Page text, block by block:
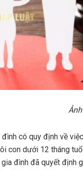
có quy định về
con dưới 12 tháng
gia đình đã quyết